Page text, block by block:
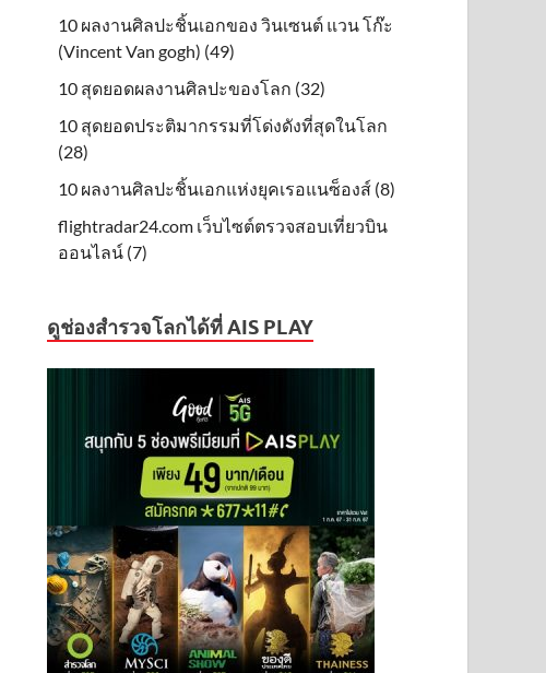
10 ผลงานศิลปะชิ้นเอกของ วินเซนต์ แวน โก๊ะ
(Vincent Van gogh) (49)
10 สุดยอดผลงานศิลปะของโลก (32)
10 สุดยอดประติมากรรมที่โด่งดังที่สุดในโลก
(28)
10 ผลงานศิลปะชิ้นเอกแห่งยุคเรอแนซ็องส์ (8)
flightradar24.com เว็บไซต์ตรวจสอบเที่ยวบิน
ออนไลน์ (7)
ดูช่องสำรวจโลกได้ที่ AIS PLAY